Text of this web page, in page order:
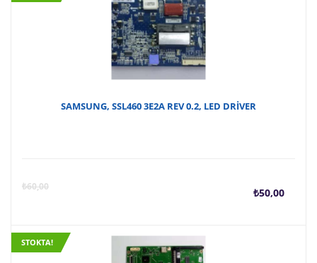
SAMSUNG, SSL460 3E2A REV 0.2, LED DRİVER
₺60,00 ₺50,00
Şu
STOKTA!